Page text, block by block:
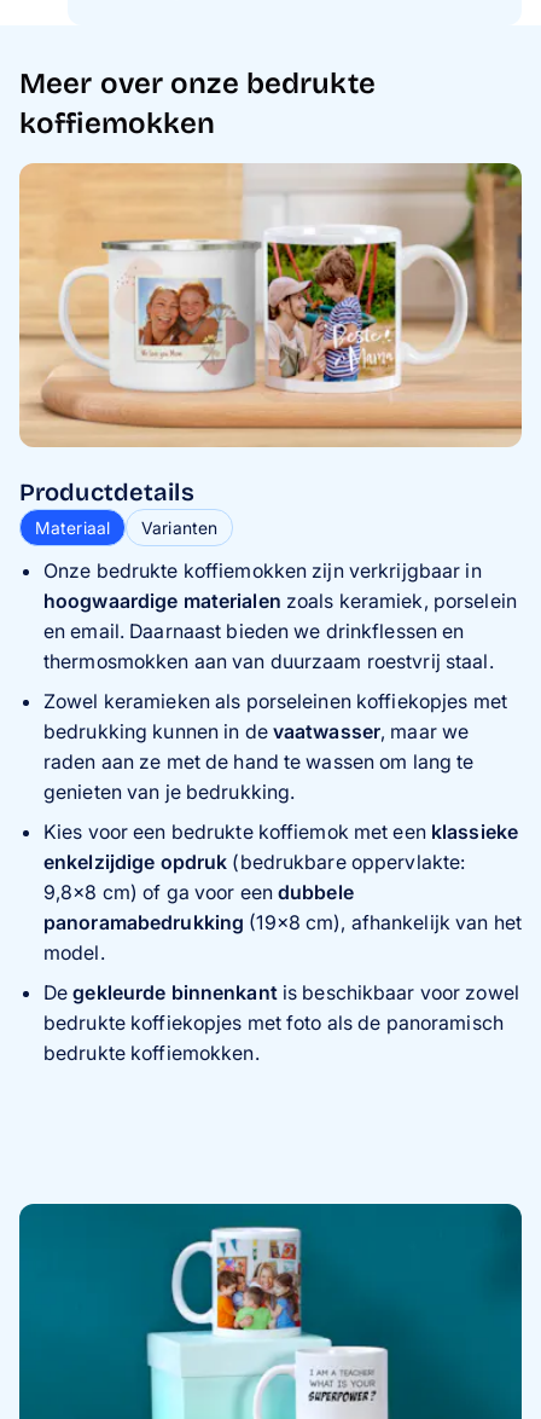
Meer over onze bedrukte
koffiemokken
Productdetails
Materiaal Varianten
Onze bedrukte koffiemokken zijn verkrijgbaar in
hoogwaardige materialen zoals keramiek, porselein
en email. Daarnaast bieden we drinkflessen en
thermosmokken aan van duurzaam roestvrij staal.
Zowel keramieken als porseleinen koffiekopjes met
bedrukking kunnen in de vaatwasser, maar we
raden aan ze met de hand te wassen om lang te
genieten van je bedrukking.
Kies voor een bedrukte koffiemok met een klassieke
enkelzijdige opdruk (bedrukbare oppervlakte:
9,8×8 cm) of ga voor een dubbele
panoramabedrukking (19×8 cm), afhankelijk van het
model.
Degekleurde binnenkantis beschikbaar voor zowel
bedrukte koffiekopjes met foto als de panoramisch
bedrukte koffiemokken.